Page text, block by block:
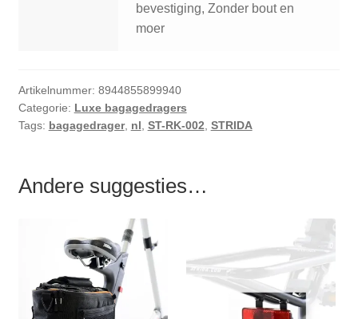
bevestiging, Zonder bout en
moer
Artikelnummer: 8944855899940
Categorie: Luxe bagagedragers
Tags: bagagedrager, nl ST-RK-002 STRIDA
Andere suggesties…